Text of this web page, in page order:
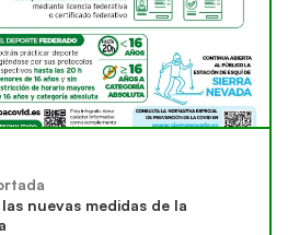
nuevas medidas de la